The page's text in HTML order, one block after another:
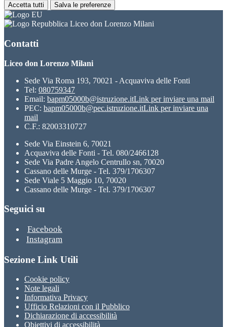
Accetta tutti Salva le preferenze
Liceo don Lorenzo Milani
Contatti
Liceo don Lorenzo Milani
Sede Via Roma 193, 70021 - Acquaviva delle Fonti
Tel: 080759347
Email: bapm05000b@istruzione.itLink per inviare una mail
PEC: bapm05000b@pec.istruzione.itLink per inviare una
mail
C.F.: 82003310727
Sede Via Einstein 6, 70021
Acquaviva delle Fonti - Tel. 080/2466128
Sede Via Padre Angelo Centrullo sn, 70020
Cassano delle Murge - Tel. 379/1706307
Sede Viale 5 Maggio 10, 70020
Cassano delle Murge - Tel. 379/1706307
Seguici su
Facebook
Instagram
Sezione Link Utili
Cookie policy
Note legali
Informativa Privacy
Ufficio Relazioni con il Pubblico
Dichiarazione di accessibilità
Obiettivi di accessibilità